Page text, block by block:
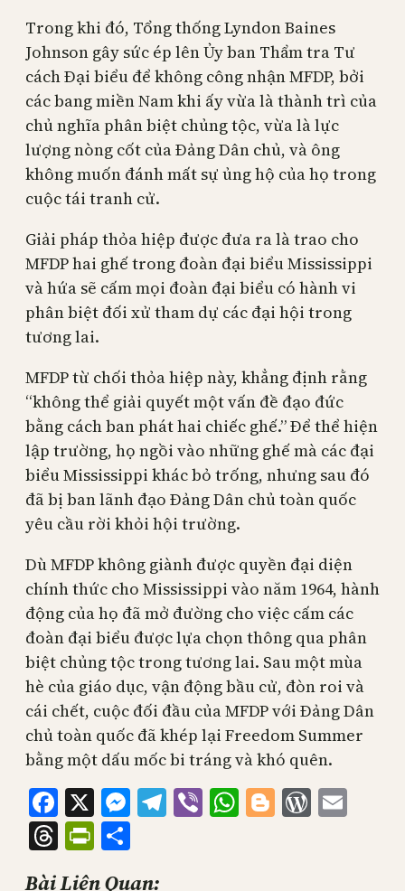
Trong khi đó, Tổng thống Lyndon Baines
Johnson gây sức ép lên Ủy ban Thẩm tra Tư
cách Đại biểu để không công nhận MFDP, bởi
các bang miền Nam khi ấy vừa là thành trì của
chủ nghĩa phân biệt chủng tộc, vừa là lực
lượng nòng cốt của Đảng Dân chủ, và ông
không muốn đánh mất sự ủng hộ của họ trong
cuộc tái tranh cử.
Giải pháp thỏa hiệp được đưa ra là trao cho
MFDP hai ghế trong đoàn đại biểu Mississippi
và hứa sẽ cấm mọi đoàn đại biểu có hành vi
phân biệt đối xử tham dự các đại hội trong
tương lai.
MFDP từ chối thỏa hiệp này, khẳng định rằng
“không thể giải quyết một vấn đề đạo đức
bằng cách ban phát hai chiếc ghế.” Để thể hiện
lập trường, họ ngồi vào những ghế mà các đại
biểu Mississippi khác bỏ trống, nhưng sau đó
đã bị ban lãnh đạo Đảng Dân chủ toàn quốc
yêu cầu rời khỏi hội trường.
Dù MFDP không giành được quyền đại diện
chính thức cho Mississippi vào năm 1964, hành
động của họ đã mở đường cho việc cấm các
đoàn đại biểu được lựa chọn thông qua phân
biệt chủng tộc trong tương lai. Sau một mùa
hè của giáo dục, vận động bầu cử, đòn roi và
cái chết, cuộc đối đầu của MFDP với Đảng Dân
chủ toàn quốc đã khép lại Freedom Summer
bằng một dấu mốc bi tráng và khó quên.
Facebook
X Messenger
Telegram
ViberWhatsApp
Blogger
ThreadsPrintFriendly
Bài Liên Quan: